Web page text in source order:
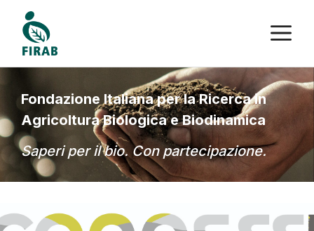
contenuto
Fondazione Italiana per la Ricerca in
Agricoltura Biologica e Biodinamica
Saperi per il bio. Con partecipazione.